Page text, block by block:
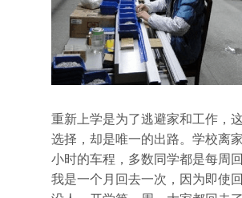
重新上学是为了逃避家和工作，
选择，却是唯一的出路。学校离
小时的车程，多数同学都是每周
我是一个月回去一次，因为即使